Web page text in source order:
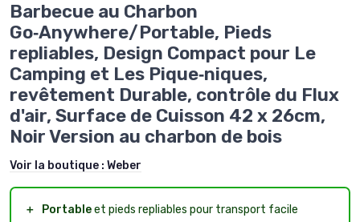
Barbecue au Charbon
Go‑Anywhere/Portable, Pieds
repliables, Design Compact pour Le
Camping et Les Pique‑niques,
revêtement Durable, contrôle du Flux
d'air, Surface de Cuisson 42 x 26cm,
Noir Version au charbon de bois
Voir la boutique : Weber
＋ Portableet pieds repliables pour transport facile